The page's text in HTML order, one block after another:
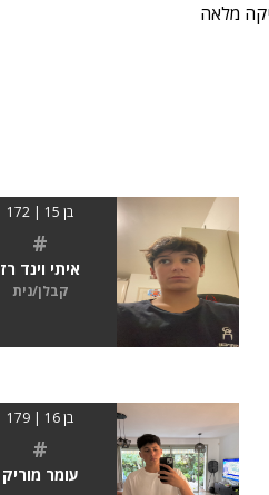
מלאה
בן 15 | 172
#
איתי וינד רז
קבלן/נית
בן 16 | 179
#
עומר מוריק